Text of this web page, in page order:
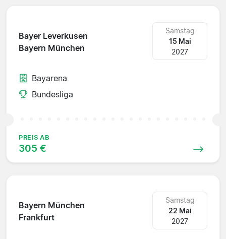
Bayer Leverkusen
Bayern München
Samstag
15 Mai
2027
Bayarena
Bundesliga
PREIS AB
305 €
Bayern München
Frankfurt
Samstag
22 Mai
2027